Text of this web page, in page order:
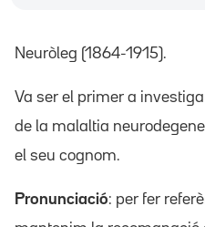
Neuròleg (1864-1915).
Va ser el primer a
de la malaltia
el seu cognom.
Pronunciació: per fer